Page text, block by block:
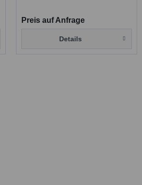
Preis auf Anfrage
Details